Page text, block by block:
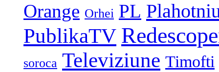
Orange Orhei PL
PublikaTV
soroca Televiziune Timofti